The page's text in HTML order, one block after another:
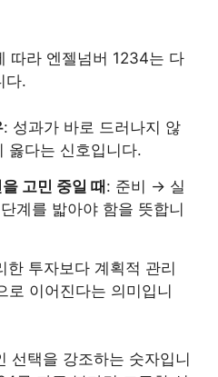
따라 엔젤넘버 1234는 다
다.
: 성과가 바로 드러나지 않
옳다는 신호입니다.
고민 중일 때: 준비 → 실
계를 밟아야 함을 뜻합니
한 투자보다 계획적 관리
로 이어진다는 의미입니
선택을 강조하는 숫자입니